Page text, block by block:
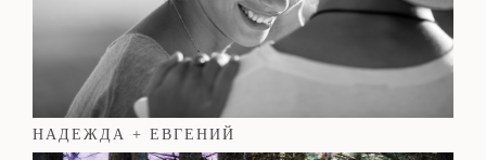
НАДЕЖДА + ЕВГЕНИЙ